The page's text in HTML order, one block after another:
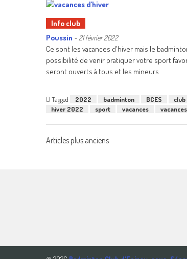
Info club
Poussin - 21 février 2022
Ce sont les vacances d'hiver mais le
possibilité de venir pratiquer votre sport
seront ouverts à tous et les mineurs
Tagged 2022 badminton BCES club
hiver 2022
sport vacances
Navigation
Articles plus anciens